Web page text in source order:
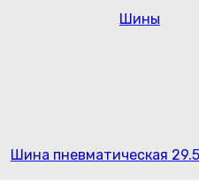
Шины
Шина пневматическая